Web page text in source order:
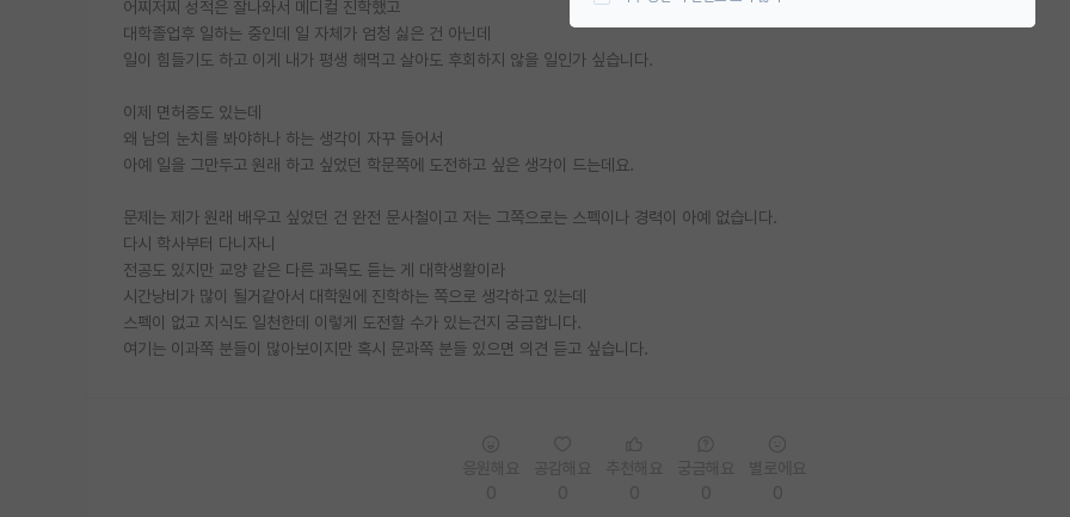
어찌저찌 성적은 잘나와서 메디컬 진학했고
대학졸업후 일하는 중인데 일 자체가 엄청 싫은 건 아닌데
일이 힘들기도 하고 이게 내가 평생 해먹고 살아도 후회하지 않을 일인가 싶습니다.
이제 면허증도 있는데
왜 남의 눈치를 봐야하나 하는 생각이 자꾸 들어서
아예 일을 그만두고 원래 하고 싶었던 학문쪽에 도전하고 싶은 생각이 드는데요.
문제는 제가 원래 배우고 싶었던 건 완전 문사철이고 저는 그쪽으로는 스펙이나 경력이 아예 없습니다.
다시 학사부터 다니자니
전공도 있지만 교양 같은 다른 과목도 듣는 게 대학생활이라
시간낭비가 많이 될거같아서 대학원에 진학하는 쪽으로 생각하고 있는데
스펙이 없고 지식도 일천한데 이렇게 도전할 수가 있는건지 궁금합니다.
여기는 이과쪽 분들이 많아보이지만 혹시 문과쪽 분들 있으면 의견 듣고 싶습니다.